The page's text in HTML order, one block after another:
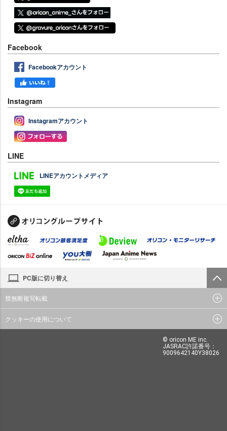
Facebook
Facebookアカウント
Instagram
Instagramアカウント
LINE
LINEアカウントメディア
PC版に切り替え
禁無断複写転載
クッキーの使用について
© oricon ME inc.
JASRAC許諾番号：
9009642140Y38026